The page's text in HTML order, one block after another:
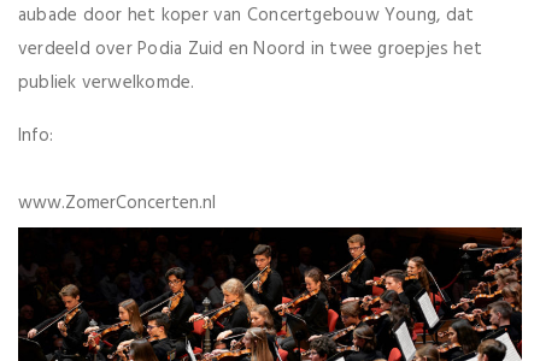
aubade door het koper van Concertgebouw Young, dat
verdeeld over Podia Zuid en Noord in twee groepjes het
publiek verwelkomde.
Info:
www.ZomerConcerten.nl